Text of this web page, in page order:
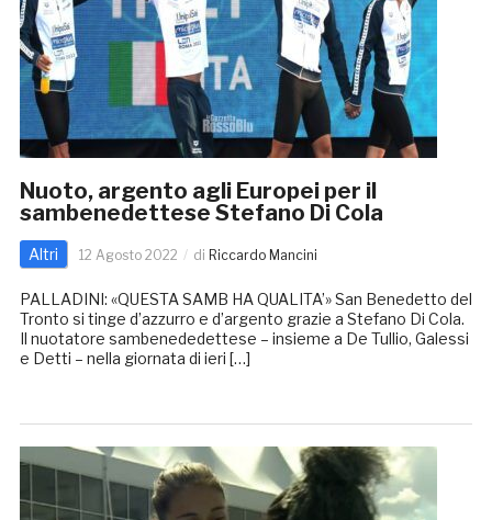
Nuoto, argento agli Europei per il
sambenedettese Stefano Di Cola
Altri 12 Agosto 2022 di Riccardo Mancini
PALLADINI: «QUESTA SAMB HA QUALITA’» San Benedetto del
Tronto si tinge d’azzurro e d’argento grazie a Stefano Di Cola.
Il nuotatore sambenededettese – insieme a De Tullio, Galessi
e Detti – nella giornata di ieri […]